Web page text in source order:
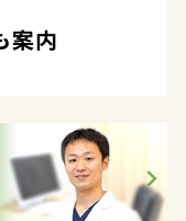
案内